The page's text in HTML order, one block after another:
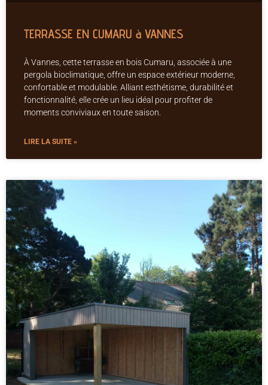
TERRASSE EN CUMARU à VANNES
À Vannes, cette terrasse en bois Cumaru, associée à une
pergola bioclimatique, offre un espace extérieur moderne,
confortable et modulable. Alliant esthétisme, durabilité et
fonctionnalité, elle crée un lieu idéal pour profiter de
moments conviviaux en toute saison.
LIRE LA SUITE »